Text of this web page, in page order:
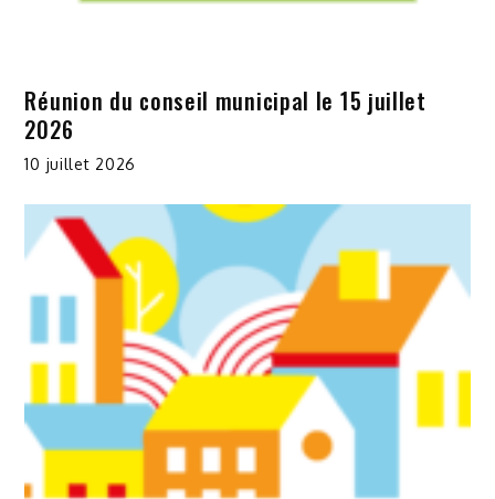
Réunion du conseil municipal le 15 juillet
2026
10 juillet 2026